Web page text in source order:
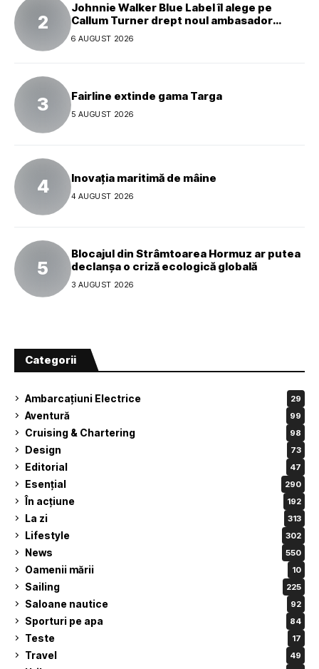
Johnnie Walker Blue Label îl alege pe
Callum Turner drept noul ambasador
global al mărcii
6 AUGUST 2026
Fairline extinde gama Targa
5 AUGUST 2026
Inovația maritimă de mâine
4 AUGUST 2026
Blocajul din Strâmtoarea Hormuz ar putea
declanșa o criză ecologică globală
3 AUGUST 2026
Categorii
Ambarcațiuni Electrice 29
Aventură 99
Cruising & Chartering 98
Design 73
Editorial 47
Esențial 290
În acțiune 192
La zi 313
Lifestyle 302
News 550
Oamenii mării 10
Sailing 225
Saloane nautice 92
Sporturi pe apa 84
Teste 17
Travel 49